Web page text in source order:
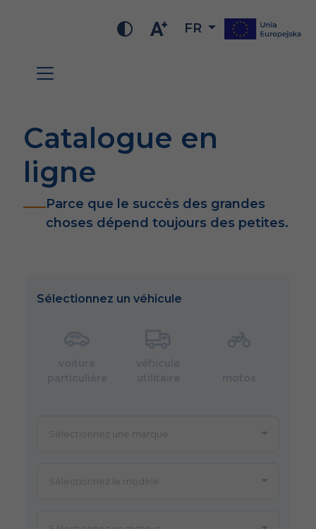
FR
Catalogue en
ligne
Parce que le succès des grandes
choses dépend toujours des petites.
Sélectionnez un véhicule